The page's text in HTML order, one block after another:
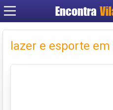
Encontra
lazer e esporte